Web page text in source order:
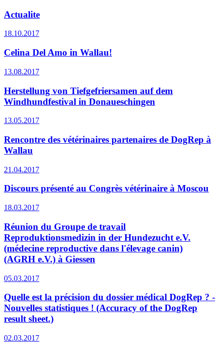
Actualite
18.10.2017
Celina Del Amo in Wallau!
13.08.2017
Herstellung von Tiefgefriersamen auf dem
Windhundfestival in Donaueschingen
13.05.2017
Rencontre des vétérinaires partenaires de DogRep à
Wallau
21.04.2017
Discours présenté au Congrès vétérinaire à Moscou
18.03.2017
Réunion du Groupe de travail
Reproduktionsmedizin in der Hundezucht e.V.
(médecine reproductive dans l'élevage canin)
(AGRH e.V.) à Giessen
05.03.2017
Quelle est la précision du dossier médical DogRep ? -
Nouvelles statistiques ! (Accuracy of the DogRep
result sheet.)
02.03.2017